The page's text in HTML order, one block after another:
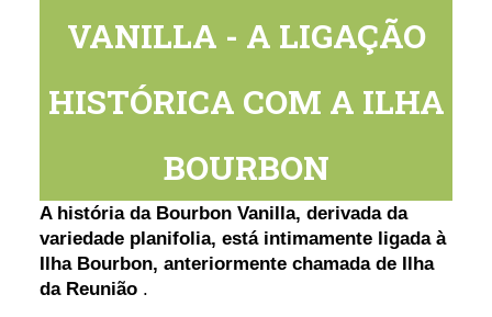
VANILLA - A LIGAÇÃO
HISTÓRICA COM A ILHA
BOURBON
A história da Bourbon Vanilla, derivada da
variedade planifolia, está intimamente ligada à
Ilha Bourbon, anteriormente chamada de Ilha
da Reunião .